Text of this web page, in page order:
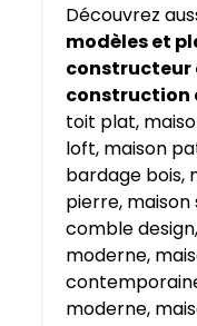
Découvrez
modèles et
constructeur
construction
toit plat,
loft, maison
bardage bois,
pierre, maison
comble design,
moderne,
moderne,